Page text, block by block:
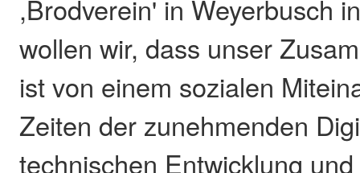
,Brodverein' in Weyerbusch
wollen wir, dass unser
ist von einem sozialen
Zeiten der zunehmenden
technischen Entwicklung